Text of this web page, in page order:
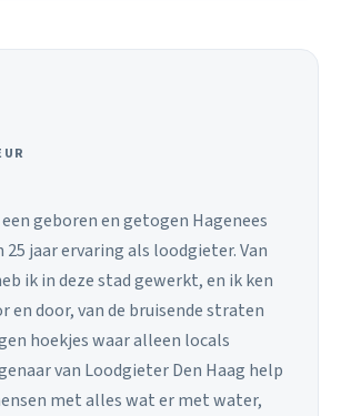
geboren en getogen Hagenees
25 jaar ervaring als loodgieter. Van
ik in deze stad gewerkt, en ik ken
en door, van de bruisende straten
hoekjes waar alleen locals
van Loodgieter Den Haag help
met alles wat er met water,